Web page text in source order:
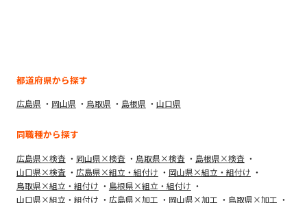
都道府県から探す
広島県 岡山県 鳥取県 島根県 山口県
同職種から探す
広島県×検査 岡山県×検査 鳥取県×検査
島根県×検査
山口県×検査
広島県×組立・組付け
岡山県×組立・組付け
鳥取県×組立・組付け
島根県×組立・組付け
山口県×組立・組付け
広島県×加工 岡山県×加工
鳥取県×加工